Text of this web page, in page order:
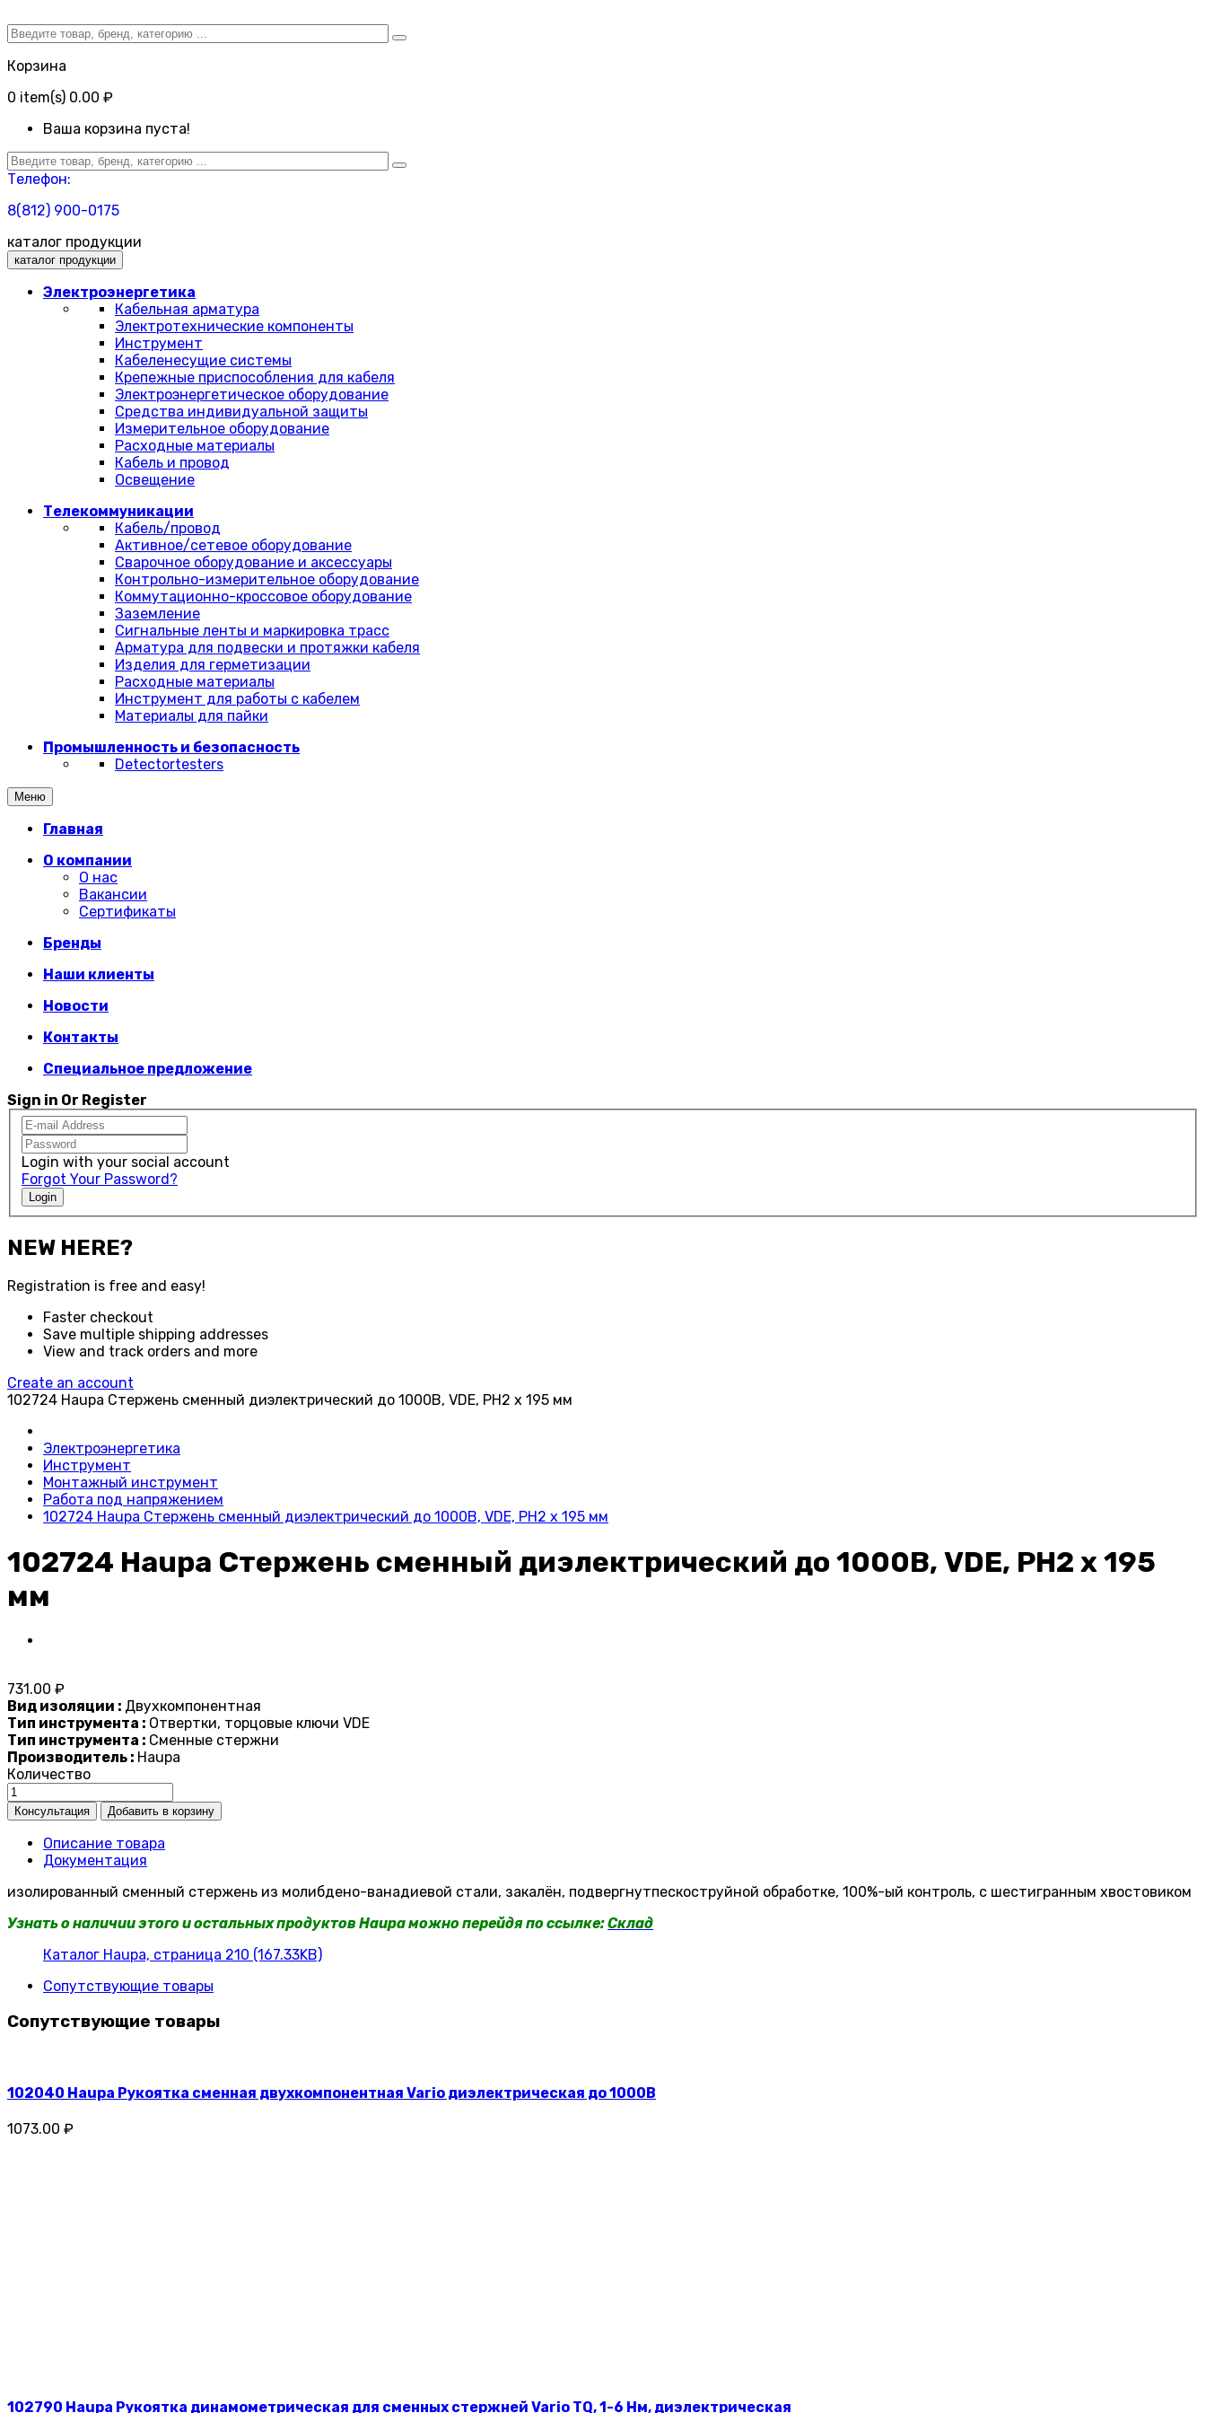
Корзина
0 item(s) 0.00 ₽
Ваша корзина пуста!
Телефон:
8(812) 900-0175
каталог продукции
каталог продукции
Электроэнергетика
Кабельная арматура
Электротехнические компоненты
Инструмент
Кабеленесущие системы
Крепежные приспособления для кабеля
Электроэнергетическое оборудование
Средства индивидуальной защиты
Измерительное оборудование
Расходные материалы
Кабель и провод
Освещение
Телекоммуникации
Кабель/провод
Активное/сетевое оборудование
Сварочное оборудование и аксессуары
Контрольно-измерительное оборудование
Коммутационно-кроссовое оборудование
Заземление
Сигнальные ленты и маркировка трасс
Арматура для подвески и протяжки кабеля
Изделия для герметизации
Расходные материалы
Инструмент для работы с кабелем
Материалы для пайки
Промышленность и безопасность
Detectortesters
Меню
Главная
О компании
О нас
Вакансии
Сертификаты
Бренды
Наши клиенты
Новости
Контакты
Специальное предложение
Sign in Or Register
Login with your social account
Forgot Your Password?
Login
NEW HERE?
Registration is free and easy!
Faster checkout
Save multiple shipping addresses
View and track orders and more
Create an account
102724 Haupa Стержень сменный диэлектрический до 1000В, VDE, PH2 x 195 мм
Электроэнергетика
Инструмент
Монтажный инструмент
Работа под напряжением
102724 Haupa Стержень сменный диэлектрический до 1000В, VDE, PH2 x 195 мм
102724 Haupa Стержень сменный диэлектрический до 1000В, VDE, PH2 x 195
мм
731.00 ₽
Вид изоляции : Двухкомпонентная
Тип инструмента : Отвертки, торцовые ключи VDE
Тип инструмента : Сменные стержни
Производитель : Haupa
Количество
Описание товара
Документация
изолированный сменный стержень из молибдено-ванадиевой стали, закалён, подвергнутпескоструйной обработке, 100%-ый контроль, с шестигранным хвостовиком
Узнать о наличии этого и остальных продуктов Haupa можно перейдя по ссылке:Склад
Каталог Haupa, страница 210 (167.33KB)
Сопутствующие товары
Сопутствующие товары
102040 Haupa Рукоятка сменная двухкомпонентная Vario диэлектрическая до 1000В
1073.00 ₽
102790 Haupa Рукоятка динамометрическая для сменных стержней Vario TQ, 1-6 Нм, диэлектрическая